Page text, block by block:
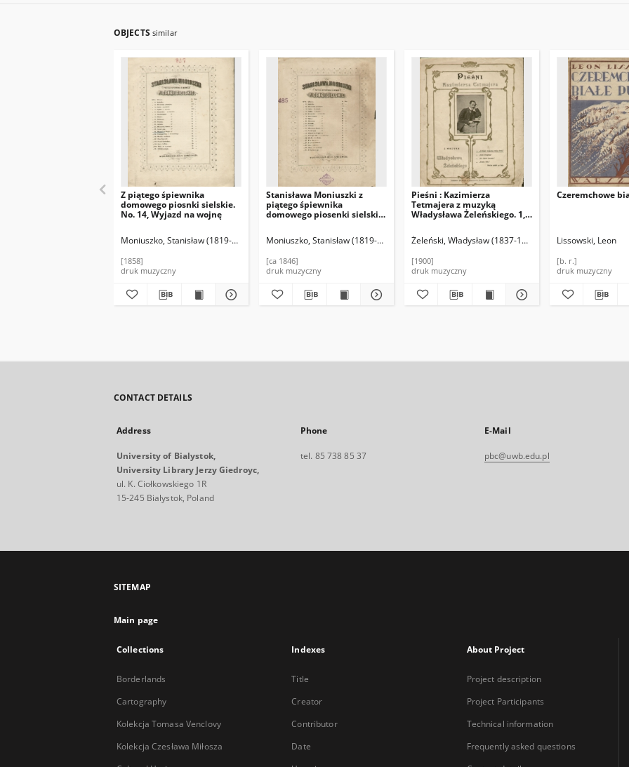
OBJECTS similar
Z piątego śpiewnika
domowego piosnki sielskie.
No. 14, Wyjazd na wojnę
Moniuszko, Stanisław (1819-1872)
[1858]
druk muzyczny
Stanisława Moniuszki z
piątego śpiewnika
domowego piosenki sielskie.
Moniuszko, Stanisław (1819-1872)
[ca 1846]
druk muzyczny
Pieśni : Kazimierza
Tetmajera z muzyką
Władysława Żeleńskiego. 1,
żoną"
Żeleński, Władysław (1837-1921)
[1900]
druk muzyczny
Czeremchowe
Lissowski, Leon
[b. r.]
druk muzyczny
CONTACT DETAILS
Address
University of Bialystok,
University Library Jerzy Giedroyc,
ul. K. Ciołkowskiego 1R
15-245 Bialystok, Poland
Phone
tel. 85 738 85 37
E-Mail
pbc@uwb.edu.pl
SITEMAP
Main page
Collections
Borderlands
Cartography
Kolekcja Tomasa Venclovy
Kolekcja Czesława Miłosza
Indexes
Title
Creator
Contributor
Date
About Project
Project description
Project Participants
Technical information
Frequently asked questions